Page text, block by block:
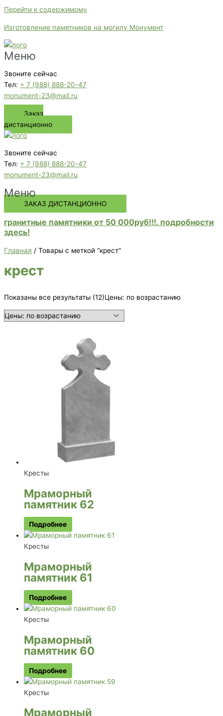
Перейти к содержимому
Изготовление памятников на могилу Монумент
Меню
Звоните сейчас
Тел: + 7 (988) 888-20-47
monument-23@mail.ru
Заказ
дистанционно
Звоните сейчас
Тел: + 7 (988) 888-20-47
monument-23@mail.ru
Меню
ЗАКАЗ ДИСТАНЦИОННО
гранитные памятники от 50 000руб!!!. подробности
здесь!
Главная / Товары с меткой “крест”
крест
Показаны все результаты (12)Цены: по возрастанию
Кресты
Мраморный
памятник 62
Подробнее
Кресты
Мраморный
памятник 61
Подробнее
Кресты
Мраморный
памятник 60
Подробнее
Кресты
Мраморный